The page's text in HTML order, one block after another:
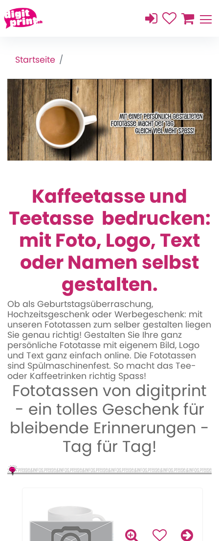
Startseite
Kaffeetasse und
Teetasse bedrucken:
mit Foto, Logo, Text
oder Namen selbst
gestalten.
Ob als Geburtstagsüberraschung,
Hochzeitsgeschenk oder Werbegeschenk: mit
unseren Fototassen zum selber gestalten liegen
Sie genau richtig! Gestalten Sie Ihre ganz
persönliche Fototasse mit eigenem Bild, Logo
und Text ganz einfach online. Die Fototassen
sind Spülmaschinenfest. So macht das Tee-
oder Kaffeetrinken richtig Spass!
Fototassen von digitprint
- ein tolles Geschenk für
bleibende Erinnerungen -
Tag für Tag!